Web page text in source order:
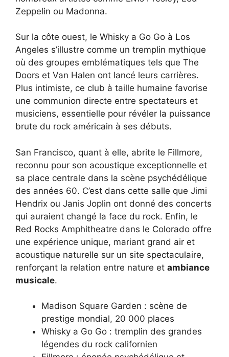
Zeppelin ou Madonna.
Sur la côte ouest, le Whisky a Go Go à Los
Angeles s’illustre comme un tremplin mythique
où des groupes emblématiques tels que The
Doors et Van Halen ont lancé leurs carrières.
Plus intimiste, ce club à taille humaine favorise
une communion directe entre spectateurs et
musiciens, essentielle pour révéler la puissance
brute du rock américain à ses débuts.
San Francisco, quant à elle, abrite le Fillmore,
reconnu pour son acoustique exceptionnelle et
sa place centrale dans la scène psychédélique
des années 60. C’est dans cette salle que Jimi
Hendrix ou Janis Joplin ont donné des concerts
qui auraient changé la face du rock. Enfin, le
Red Rocks Amphitheatre dans le Colorado offre
une expérience unique, mariant grand air et
acoustique naturelle sur un site spectaculaire,
renforçant la relation entre nature et ambiance
musicale.
Madison Square Garden : scène de
prestige mondial, 20 000 places
Whisky a Go Go : tremplin des grandes
légendes du rock californien